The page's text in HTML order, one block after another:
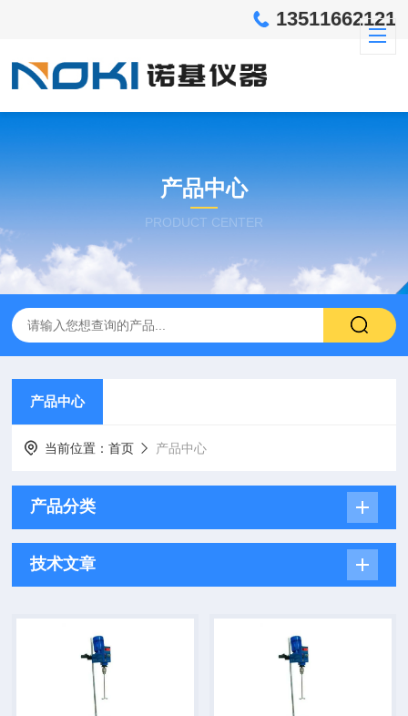
13511662121
产品中心
PRODUCT CENTER
产品中心
当前位置：首页 产品中心
产品分类
技术文章